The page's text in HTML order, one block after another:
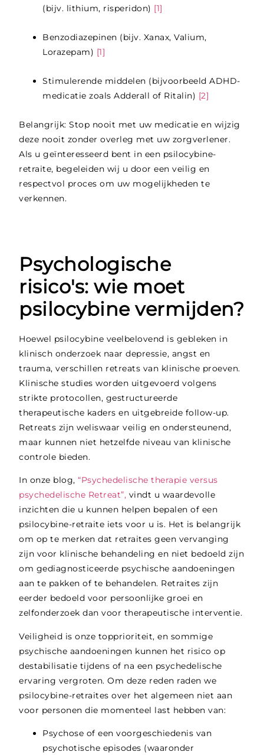
(bijv. lithium, risperidon) [1]
Benzodiazepinen (bijv. Xanax, Valium,
Lorazepam) [1]
Stimulerende middelen (bijvoorbeeld ADHD-
medicatie zoals Adderall of Ritalin) [2]
Belangrijk: Stop nooit met uw medicatie en wijzig
deze nooit zonder overleg met uw zorgverlener.
Als u geïnteresseerd bent in een psilocybine-
retraite, begeleiden wij u door een veilig en
respectvol proces om uw mogelijkheden te
verkennen.
Psychologische
risico's: wie moet
psilocybine vermijden?
Hoewel psilocybine veelbelovend is gebleken in
klinisch onderzoek naar depressie, angst en
trauma, verschillen retreats van klinische proeven.
Klinische studies worden uitgevoerd volgens
strikte protocollen, gestructureerde
therapeutische kaders en uitgebreide follow-up.
Retreats zijn weliswaar veilig en ondersteunend,
maar kunnen niet hetzelfde niveau van klinische
controle bieden.
In onze blog,“Psychedelische therapie versus
psychedelische Retreat”, vindt u waardevolle
inzichten die u kunnen helpen bepalen of een
psilocybine-retraite iets voor u is. Het is belangrijk
om op te merken dat retraites geen vervanging
zijn voor klinische behandeling en niet bedoeld zijn
om gediagnosticeerde psychische aandoeningen
aan te pakken of te behandelen. Retraites zijn
eerder bedoeld voor persoonlijke groei en
zelfonderzoek dan voor therapeutische interventie.
Veiligheid is onze topprioriteit, en sommige
psychische aandoeningen kunnen het risico op
destabilisatie tijdens of na een psychedelische
ervaring vergroten. Om deze reden raden we
psilocybine-retraites over het algemeen niet aan
voor personen die momenteel last hebben van:
Psychose of een voorgeschiedenis van
psychotische episodes (waaronder